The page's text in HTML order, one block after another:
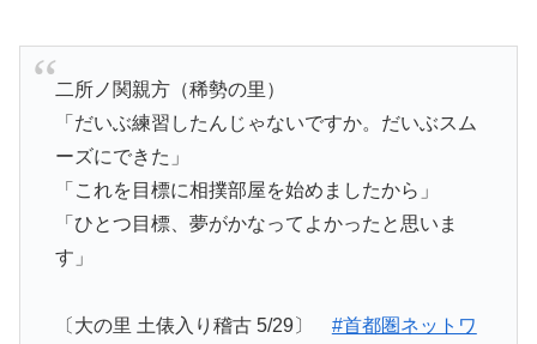
二所ノ関親方（稀勢の里）
「だいぶ練習したんじゃないですか。だいぶスム
ーズにできた」
「これを目標に相撲部屋を始めましたから」
「ひとつ目標、夢がかなってよかったと思いま
す」
〔大の里 土俵入り稽古 5/29〕 #首都圏ネットワ